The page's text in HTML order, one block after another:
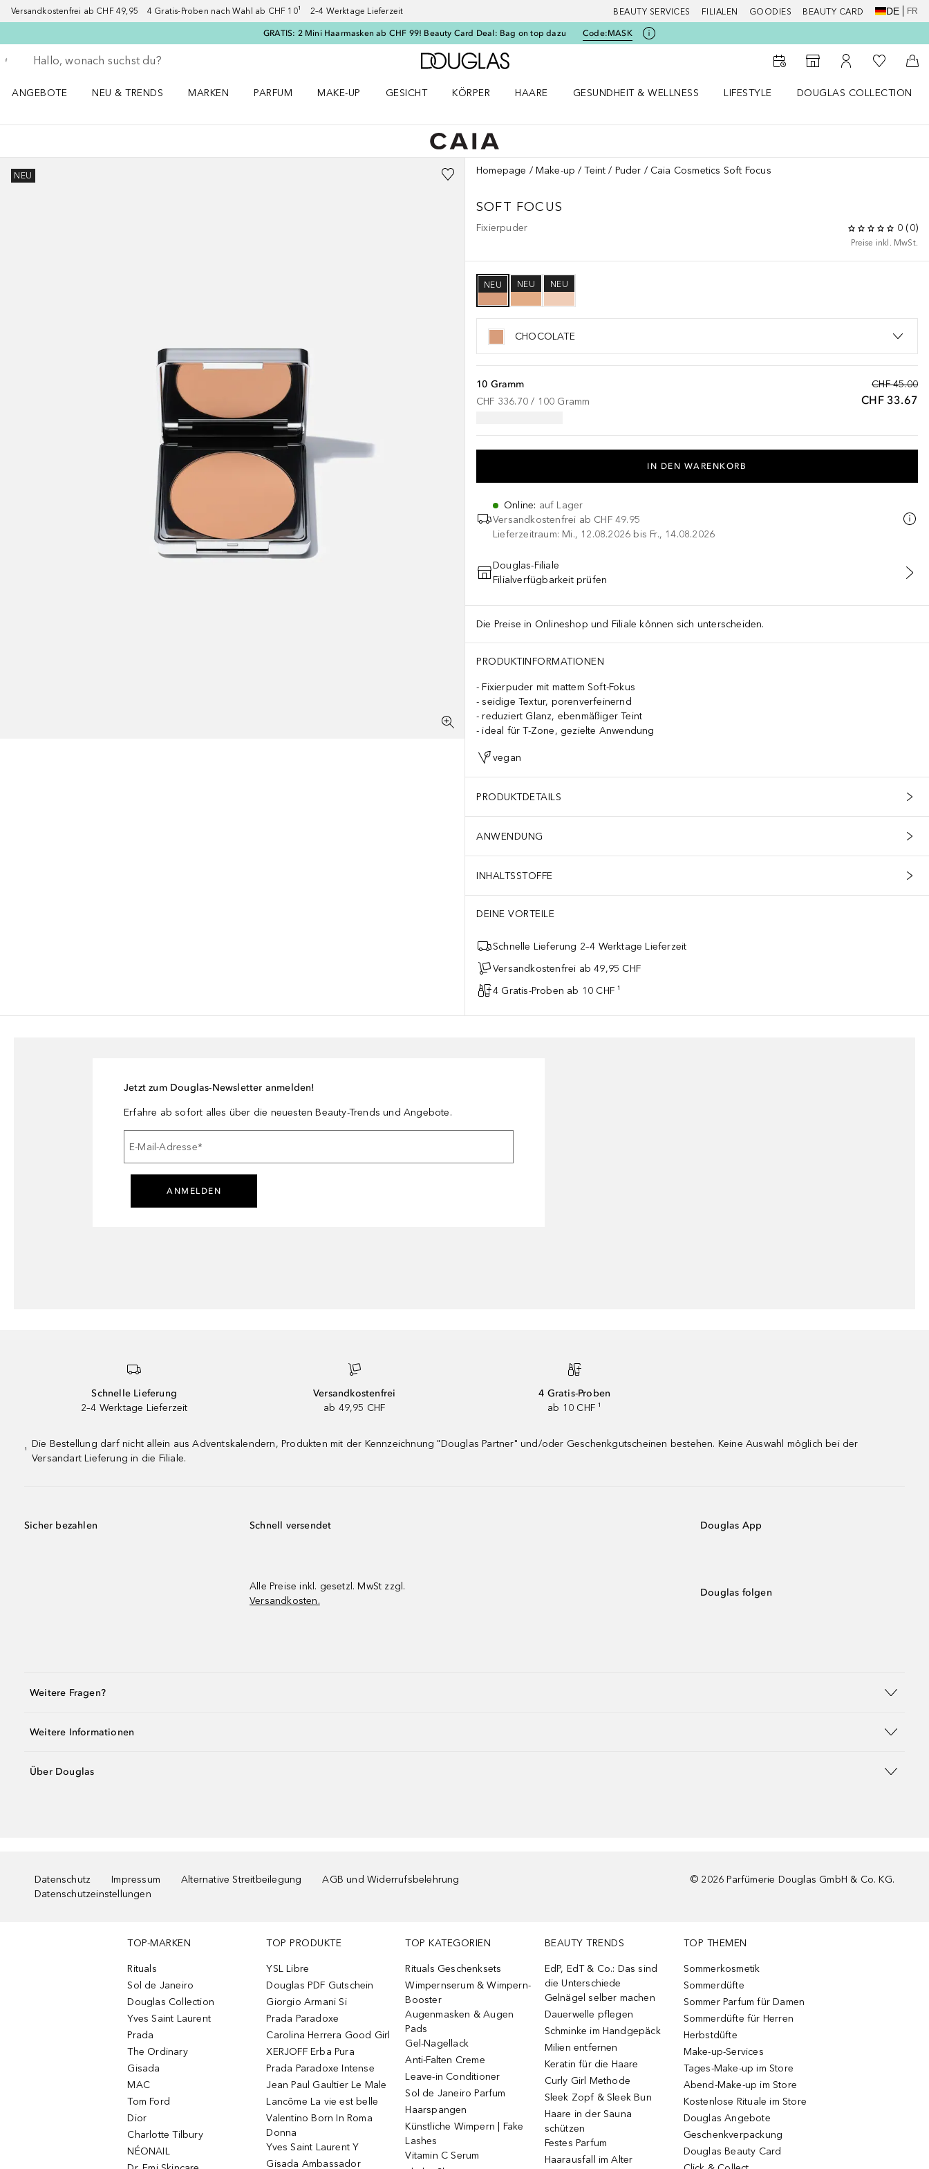
Versandkostenfrei ab CHF 49,95 4 Gratis-Proben nach Wahl ab CHF 10¹ 2–4 Werktage Lieferzeit BEAUTY SERVICES FILIALEN GOODIES BEAUTY CARD DE FR
GRATIS: 2 Mini Haarmasken ab CHF 99! Beauty Card Deal: Bag on top dazu Code:MASK
Gehe zurück
Suche ausführen
Zur Douglas Startseite
Zum Storefinder
Zu Meinem
Zu Meiner
ANGEBOTE
NEU & TRENDS
MARKEN
PARFUM
MAKE-UP
GESICHT
KÖRPER
HAARE
GESUNDHEIT & WELLNESS
LIFESTYLE
DOUGLAS COLLECTION
NEU Homepage Make-up Teint Puder Caia Cosmetics Soft Focus
SOFT FOCUS
Fixierpuder 0 (0)
Preise inkl. MwSt.
NEU NEU NEU
CHOCOLATE
CHF 45.00
CHF 33.67
10 Gramm
CHF 336.70 / 100 Gramm
IN DEN WARENKORB
Online: auf Lager
Versandkostenfrei ab CHF 49.95
Lieferzeitraum: Mi., 12.08.2026 bis Fr., 14.08.2026
Douglas-Filiale
Filialverfügbarkeit prüfen
Die Preise in Onlineshop und Filiale können sich unterscheiden.
PRODUKTINFORMATIONEN
Fixierpuder mit mattem Soft-Fokus
seidige Textur, porenverfeinernd
reduziert Glanz, ebenmäßiger Teint
ideal für T-Zone, gezielte Anwendung
vegan
PRODUKTDETAILS
ANWENDUNG
INHALTSSTOFFE
DEINE VORTEILE
Schnelle Lieferung 2–4 Werktage Lieferzeit
Versandkostenfrei ab 49,95 CHF
4 Gratis-Proben ab 10 CHF ¹
Jetzt zum Douglas-Newsletter anmelden!
Erfahre ab sofort alles über die neuesten Beauty-Trends und Angebote.
E-Mail-Adresse*
ANMELDEN
Schnelle Lieferung
2–4 Werktage Lieferzeit
Versandkostenfrei
ab 49,95 CHF
4 Gratis-Proben
ab 10 CHF ¹
¹
Die Bestellung darf nicht allein aus Adventskalendern, Produkten mit der Kennzeichnung "Douglas Partner" und/oder Geschenkgutscheinen bestehen. Keine Auswahl möglich bei der
Versandart Lieferung in die Filiale.
Sicher bezahlen Schnell versendet
Alle Preise inkl. gesetzl. MwSt zzgl.
Versandkosten.
Douglas App
Douglas folgen
Weitere Fragen?
Weitere Informationen
Über Douglas
Datenschutz Impressum Alternative Streitbeilegung
AGB und Widerrufsbelehrung
Datenschutzeinstellungen
© 2026 Parfümerie Douglas GmbH & Co. KG.
TOP-MARKEN
Rituals
Sol de Janeiro
Douglas Collection
Yves Saint Laurent
Prada
The Ordinary
Gisada
MAC
Tom Ford
Dior
Charlotte Tilbury
NÉONAIL
TOP PRODUKTE
YSL Libre
Douglas PDF Gutschein
Giorgio Armani Si
Prada Paradoxe
Carolina Herrera Good Girl
XERJOFF Erba Pura
Prada Paradoxe Intense
Jean Paul Gaultier Le Male
Lancôme La vie est belle
Valentino Born In Roma
Donna
Yves Saint Laurent Y
Gisada Ambassador
TOP KATEGORIEN
Rituals Geschenksets
Wimpernserum & Wimpern-
Booster
Augenmasken & Augen
Pads
Gel-Nagellack
Anti-Falten Creme
Leave-in Conditioner
Sol de Janeiro Parfum
Haarspangen
Künstliche Wimpern | Fake
Lashes
Vitamin C Serum
BEAUTY TRENDS
EdP, EdT & Co.: Das sind
die Unterschiede
Gelnägel selber machen
Dauerwelle pflegen
Schminke im Handgepäck
Milien entfernen
Keratin für die Haare
Curly Girl Methode
Sleek Zopf & Sleek Bun
Haare in der Sauna
schützen
Festes Parfum
Haarausfall im Alter
TOP THEMEN
Sommerkosmetik
Sommerdüfte
Sommer Parfum für Damen
Sommerdüfte für Herren
Herbstdüfte
Make-up-Services
Tages-Make-up im Store
Abend-Make-up im Store
Kostenlose Rituale im Store
Douglas Angebote
Geschenkverpackung
Douglas Beauty Card